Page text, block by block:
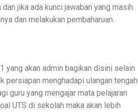
jika ada kunci jawaban yang masih
dan melakukan pembaharuan.
akan admin bagikan disini selain
persiapan menghadapi ulangan tengah
guru yang mengajar mata pelajaran
UTS di sekolah maka akan lebih